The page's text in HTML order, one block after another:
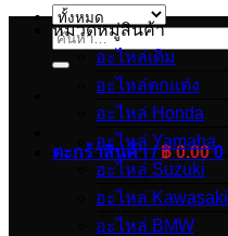
ค้นหา:
ตะกร้าสินค้า /฿0.00 0
หมวดหมู่สินค้า
อะไหล่เดิม
อะไหล่ตกแต่ง
อะไหล่ Honda
อะไหล่ Yamaha
อะไหล่ Suzuki
อะไหล่ Kawasaki
อะไหล่ BMW